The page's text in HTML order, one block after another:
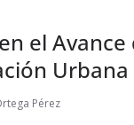
el Avance
Pérez